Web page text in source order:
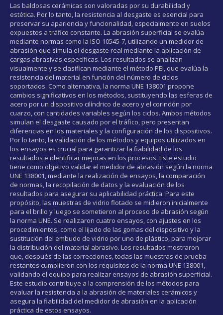
Las baldosas cerámicas son valoradas por su durabilidad y
estética. Por lo tanto, la resistencia al desgaste es esencial para
preservar su apariencia y funcionalidad, especialmente en suelos
expuestos a tráfico constante. La abrasión superficial se evalúa
mediante normas como la ISO 10545-7, utilizando un medidor de
abrasión que simula el desgaste real mediante la aplicación de
cargas abrasivas específicas. Los resultados se analizan
visualmente y se clasifican mediante el método PEI, que evalúa la
resistencia del material en función del número de ciclos
soportados. Como alternativa, la norma UNE 138001 propone
cambios significativos en los métodos, sustituyendo las esferas de
acero por un dispositivo cilíndrico de acero y el corindón por
cuarzo, con cantidades variables según los ciclos. Ambos métodos
simulan el desgaste causado por el tráfico, pero presentan
diferencias en los materiales y la configuración de los dispositivos.
Por lo tanto, la validación de los métodos y equipos utilizados en
los ensayos es crucial para garantizar la fiabilidad de los
resultados e identificar mejoras en los procesos. Este estudio
tiene como objetivo validar el medidor de abrasión según la norma
UNE 138001, mediante la realización de ensayos, la comparación
de normas, la recopilación de datos y la evaluación de los
resultados para asegurar su aplicabilidad práctica. Para este
propósito, las muestras de vidrio flotado se midieron inicialmente
para el brillo y luego se sometieron al proceso de abrasión según
la norma UNE. Se realizaron cuatro ensayos, con ajustes en los
procedimientos, como el lijado de las gomas del dispositivo y la
sustitución del embudo de vidrio por uno de plástico, para mejorar
la distribución del material abrasivo. Los resultados mostraron
que, después de las correcciones, todas las muestras de prueba
restantes cumplieron con los requisitos de la norma UNE 138001,
validando el equipo para realizar ensayos de abrasión superficial.
Este estudio contribuye a la comprensión de los métodos para
evaluar la resistencia a la abrasión de materiales cerámicos y
asegura la fiabilidad del medidor de abrasión en la aplicación
práctica de estos ensayos.